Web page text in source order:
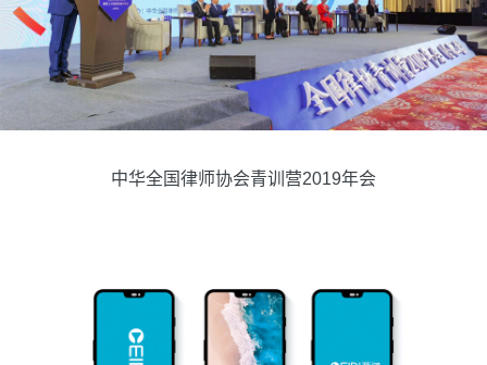
中华全国律师协会青训营2019年会